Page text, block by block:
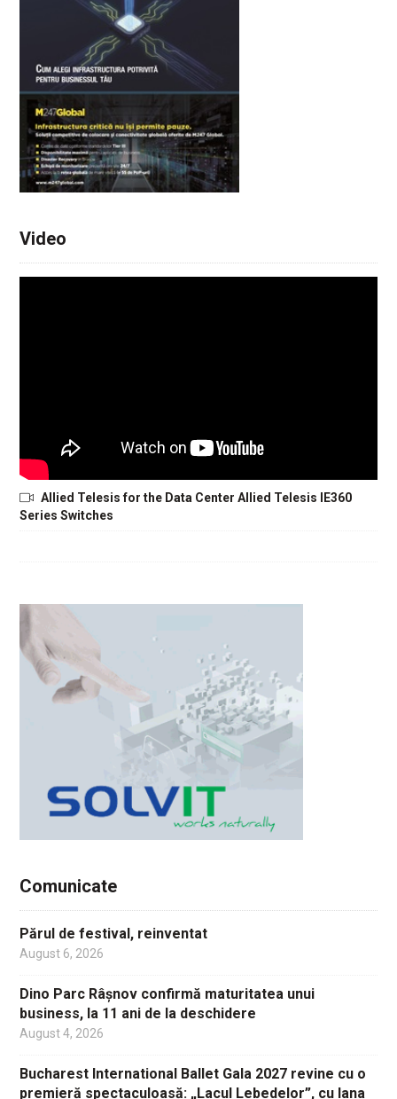
Video
Allied Telesis for the Data Center Allied Telesis IE360
Series Switches
Comunicate
Părul de festival, reinventat
August 6, 2026
Dino Parc Râșnov confirmă maturitatea unui
business, la 11 ani de la deschidere
August 4, 2026
Bucharest International Ballet Gala 2027 revine cu o
premieră spectaculoasă: „Lacul Lebedelor”, cu Iana